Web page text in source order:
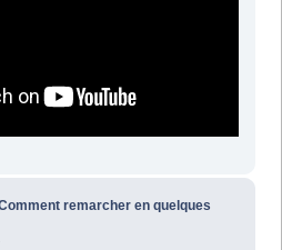
remarcher en quelques